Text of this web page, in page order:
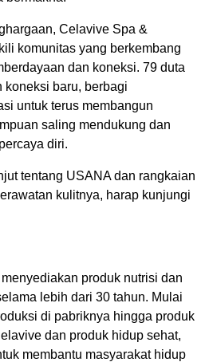
Celavive Spa &
komunitas yang berkembang
dan koneksi. 79 duta
baru, berbagi
untuk terus membangun
saling mendukung dan
diri.
tentang USANA dan rangkaian
kulitnya, harap kunjungi
produk nutrisi dan
lebih dari 30 tahun. Mulai
di pabriknya hingga produk
dan produk hidup sehat,
membantu masyarakat hidup